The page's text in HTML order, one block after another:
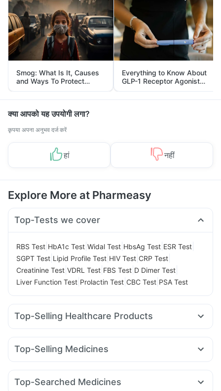
Smog: What Is It, Causes
and Ways To Protect
Yourself From It
Everything to Know About
GLP-1 Receptor Agonist
and Its Role in Weight
Management
क्या आपको यह उपयोगी लगा?
कृपया अपना अनुभव दर्ज करें
हां नहीं
Explore More at Pharmeasy
Top-Tests we cover
RBS Test HbA1c Test Widal Test HbsAg Test ESR Test
SGPT Test Lipid Profile Test HIV Test CRP Test
Creatinine Test VDRL Test FBS Test D Dimer Test
Liver Function Test Prolactin Test CBC Test PSA Test
Top-Selling Healthcare Products
I Pill Contraceptive Pill Bold Care Extend Delay Spray
Digene Acidity & Gas Relief Tablets
Cystone Tablet
Zincovit
Himalaya Himcolin Gel
Evion 400 mg
Top-Selling Medicines
Wegovy 0.5mg Mounjaro 7.5mg Telma 40 Rybelsus 3mg
Rybelsus 14mg Yurpeak 5mg Montek LC
Top-Searched Medicines